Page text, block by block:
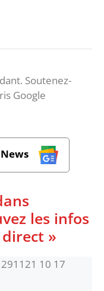
Soutenez-
Google
les infos
»